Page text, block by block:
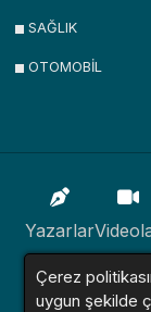
SAĞLIK
OTOMOBİL
Yazarlar
Çerez
uygun şekilde